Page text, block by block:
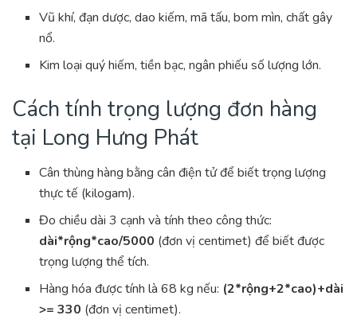
Vũ khí, đạn dược, dao kiếm, mã tấu, bom mìn, chất gây
nổ.
Kim loại quý hiếm, tiền bạc, ngân phiếu số lượng lớn.
Cách tính trọng lượng đơn hàng
tại Long Hưng Phát
Cân thùng hàng bằng cân điện tử để biết trọng lượng
thực tế (kilogam).
Đo chiều dài 3 cạnh và tính theo công thức:
dài*rộng*cao/5000 (đơn vị centimet) để biết được
trọng lượng thể tích.
Hàng hóa được tính là 68 kg nếu: (2*rộng+2*cao)+dài
>= 330 (đơn vị centimet).